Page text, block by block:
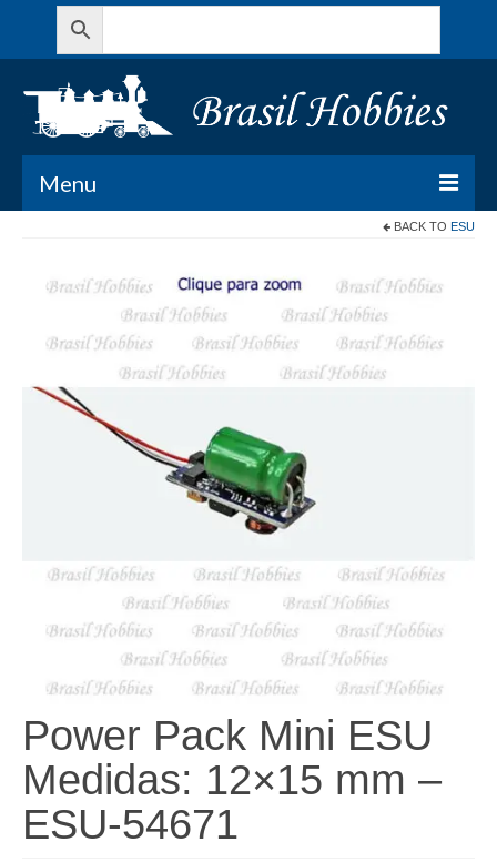
Menu
Meu Carrinho
Minha conta
BACK TO ESU
Power Pack Mini ESU
Medidas: 12×15 mm –
ESU-54671